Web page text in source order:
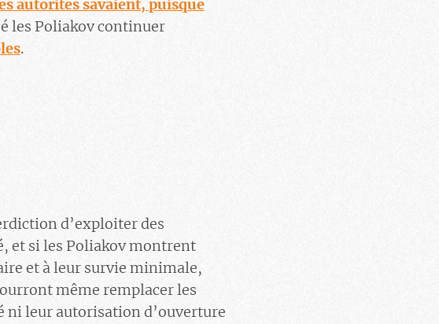
autorités savaient, puisque
les Poliakov continuer
.
d’exploiter des
et si les Poliakov montrent
et à leur survie minimale,
même remplacer les
ni leur autorisation d’ouverture